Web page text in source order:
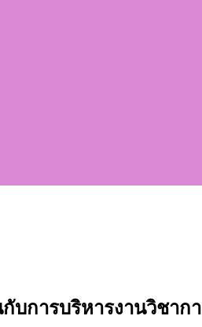
การบริหารงานวิชา